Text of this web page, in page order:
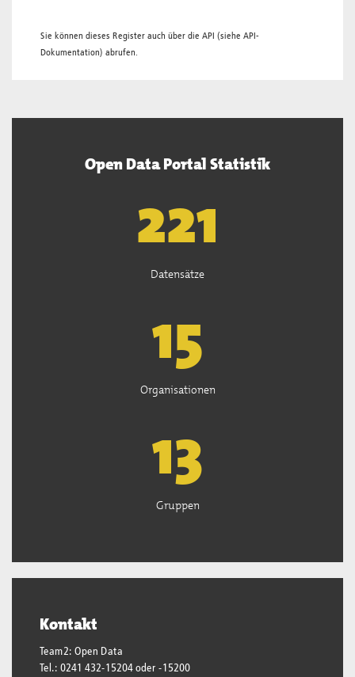
Sie können dieses Register auch über die API (siehe API-
Dokumentation) abrufen.
Open Data Portal Statistik
222
Datensätze
15
Organisationen
13
Gruppen
Kontakt
Team2: Open Data
Tel.: 0241 432-15204 oder -15200